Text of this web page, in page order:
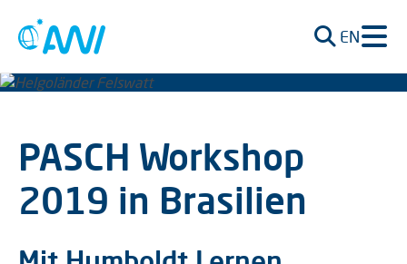
EN
PASCH Workshop
2019 in Brasilien